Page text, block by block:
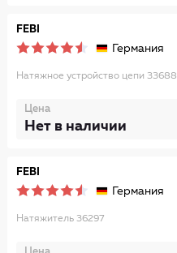
FEBI
Германия
Натяжное устройство цепи 33688
Цена
Нет в наличии
FEBI
Германия
Натяжитель 36297